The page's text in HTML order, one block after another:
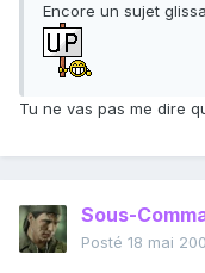
Encore un sujet
Tu ne vas pas me dire
Sous-
Posté 18 mai